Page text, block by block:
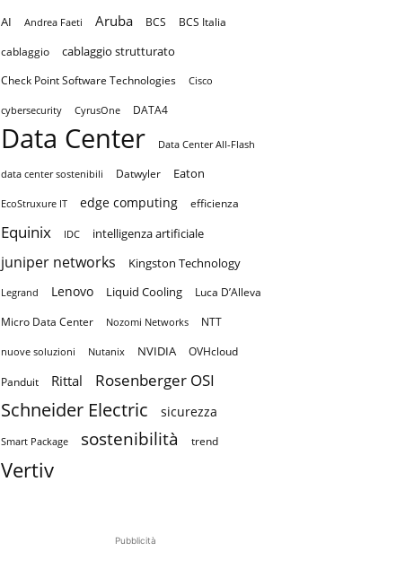
AI Andrea Faeti Aruba BCS
BCS Italia
cablaggio
cablaggio strutturato
Check Point Software Technologies Cisco
cybersecurity CyrusOne DATA4
Data Center Data Center All-Flash
data center sostenibili Datwyler Eaton
EcoStruxure IT edge computing efficienza
Equinix IDC intelligenza artificiale
juniper networks Kingston Technology
Legrand Lenovo Liquid Cooling
Luca D’Alleva
Micro Data Center
Nozomi Networks NTT
nuove soluzioni Nutanix NVIDIA
OVHcloud
Panduit
Rittal Rosenberger OSI
Schneider Electric sicurezza
Smart Package sostenibilità trend
Vertiv
Pubblicità